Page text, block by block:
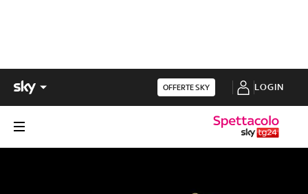
OFFERTE SKY LOGIN